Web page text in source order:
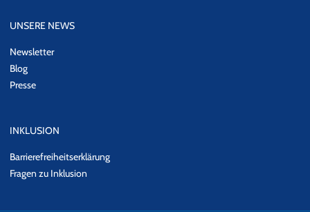
UNSERE NEWS
Newsletter
Blog
Presse
INKLUSION
Barrierefreiheitserklärung
Fragen zu Inklusion